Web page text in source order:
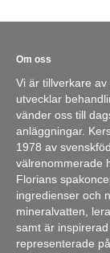
Om oss
Vi är tillverkare
utvecklar
vänder oss till
anläggningar.
1978 av
välrenommerade
Florians
ingredienser och
mineralvatten,
samt är
representerade